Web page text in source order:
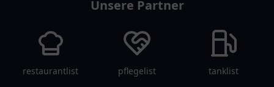
Unsere Partner
restaurantlist pflegelist tanklist